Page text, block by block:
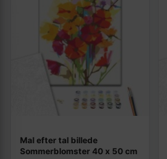
Mal efter tal billede
Sommerblomster 40 x 50 cm